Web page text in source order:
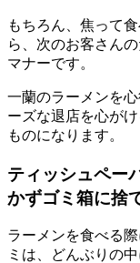
もちろん、焦って
ら、 次のお客さん
マナーです。
一蘭のラーメンを
ーズな退店を心が
ものになります。
ティッシュペー
かずゴミ箱に捨
ラーメンを食べる
ミは、どんぶりの